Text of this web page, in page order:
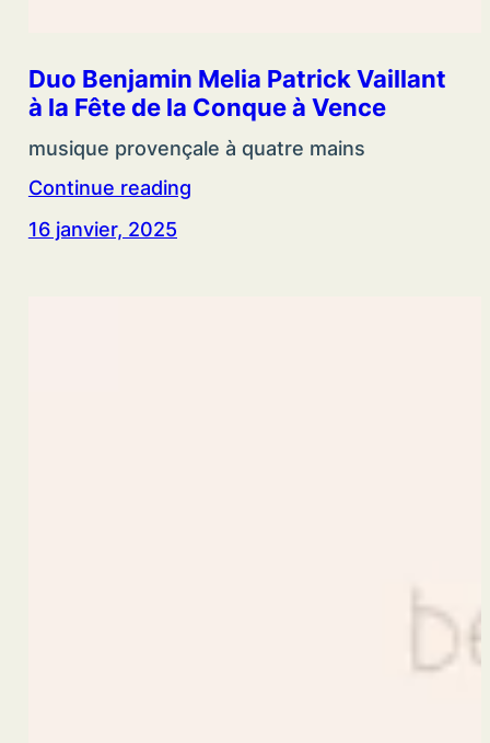
Duo Benjamin Melia Patrick Vaillant
à la Fête de la Conque à Vence
musique provençale à quatre mains
Continue reading
16 janvier, 2025